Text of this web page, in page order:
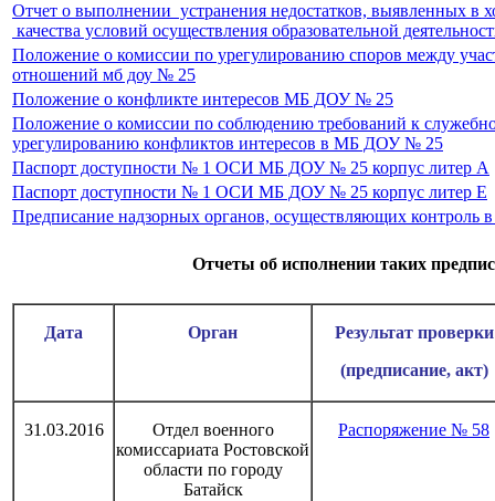
Отчет о выполнении устранения недостатков, выявленных в
качества условий осуществления образовательной
Положение о комиссии по урегулированию споров между
отношений мб доу № 25
Положение о конфликте интересов МБ ДОУ № 25
Положение о комиссии по соблюдению требований к
урегулированию конфликтов интересов в МБ ДОУ № 25
Паспорт доступности № 1 ОСИ МБ ДОУ № 25 корпус литер А
Паспорт доступности № 1 ОСИ МБ ДОУ № 25 корпус литер Е
Предписание надзорных органов, осуществляющих контроль в
Отчеты об исполнении таких
Дата Орган
Результат проверки
(предписание, акт)
31.03.2016
Отдел военного
комиссариата Ростовской
области по городу
Батайск
Распоряжение № 58